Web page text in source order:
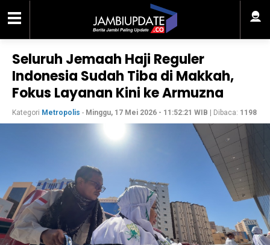
Seluruh Jemaah Haji Reguler
Indonesia Sudah Tiba di Makkah,
Fokus Layanan Kini ke Armuzna
Kategori Metropolis - Minggu, 17 Mei 2026 - 11:52:21 WIB | Dibaca: 1198